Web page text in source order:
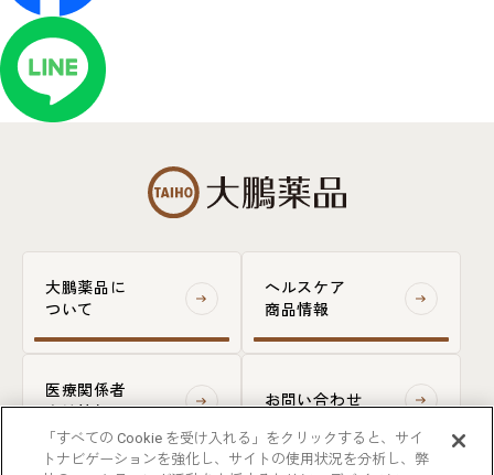
大鵬薬品に
ついて
ヘルスケア
商品情報
医療関係者
向け情報
一般の方はご覧になることができません
お問い合わせ
「すべての Cookie を受け入れる」をクリックすると、サイ
トナビゲーションを強化し、サイトの使用状況を分析し、弊